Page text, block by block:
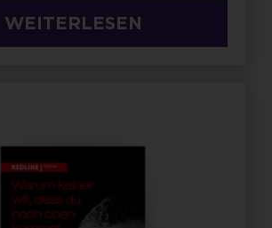
WEITERLESEN